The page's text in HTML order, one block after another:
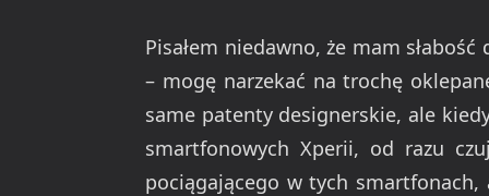
Pisałem niedawno, że mam
– mogę narzekać na trochę
same patenty designerskie, ale
smartfonowych Xperii, od razu
pociągającego w tych